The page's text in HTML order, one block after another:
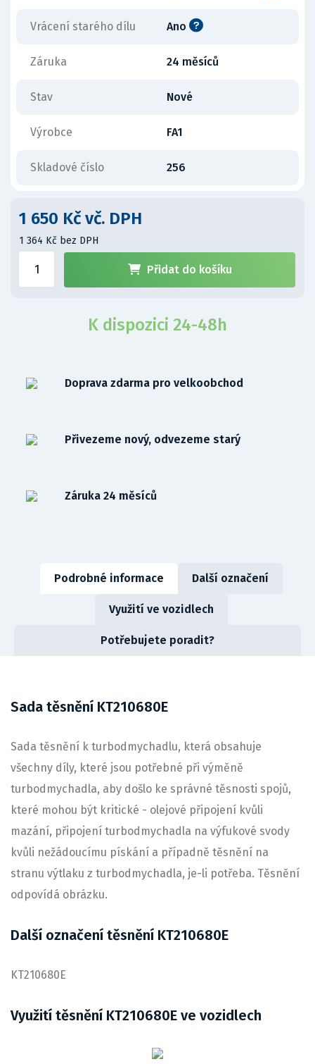
Vrácení starého dílu Ano
Záruka 24 měsíců
Stav Nové
Výrobce FA1
Skladové číslo 256
1 650 Kč vč. DPH
1 364 Kč bez DPH
Přidat do košíku
K dispozici 24-48h
Doprava zdarma pro velkoobchod
Přivezeme nový, odvezeme starý
Záruka 24 měsíců
Podrobné informace Další označení
Využití ve vozidlech
Potřebujete poradit?
Sada těsnění KT210680E
Sada těsnění k turbodmychadlu, která obsahuje
všechny díly, které jsou potřebné při výměně
turbodmychadla, aby došlo ke správné těsnosti spojů,
které mohou být kritické - olejové připojení kvůli
mazání, připojení turbodmychadla na výfukové svody
kvůli nežádoucímu pískání a případně těsnění na
stranu výtlaku z turbodmychadla, je-li potřeba. Těsnění
odpovídá obrázku.
Další označení těsnění KT210680E
KT210680E
Využití těsnění KT210680E ve vozidlech